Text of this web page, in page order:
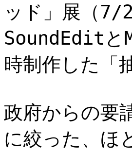
ッド」展（7/
SoundEdit
時制作した「
政府からの要
に絞った、ほ